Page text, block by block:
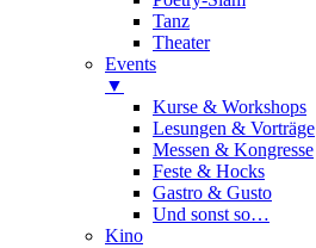
Tanz
Theater
Events
▼
Kurse & Workshops
Lesungen & Vorträge
Messen & Kongresse
Feste & Hocks
Gastro & Gusto
Und sonst so…
Kino